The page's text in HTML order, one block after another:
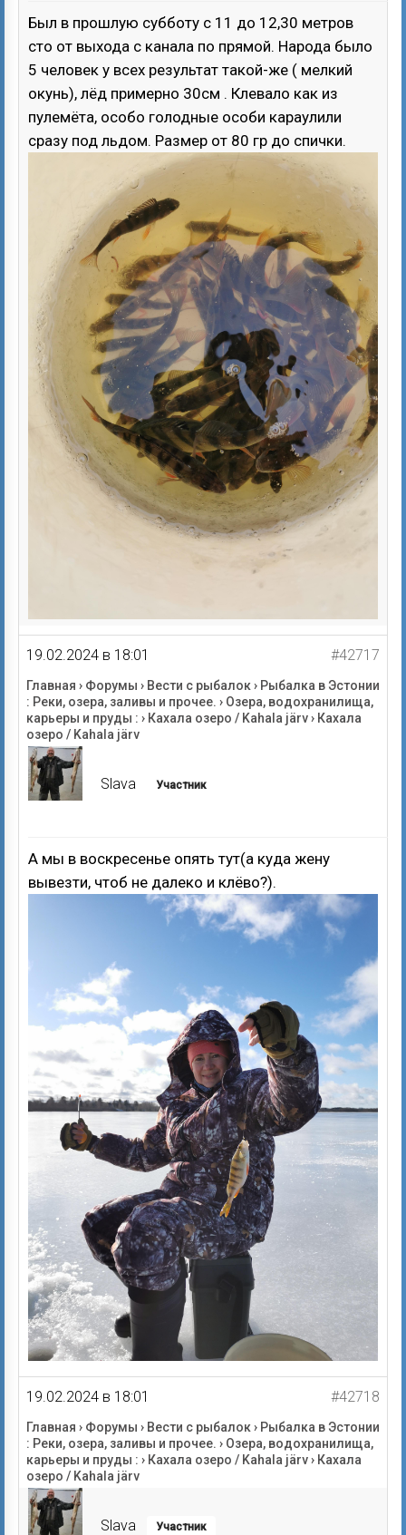
Был в прошлую субботу с 11 до 12,30 метров
сто от выхода с канала по прямой. Народа было
5 человек у всех результат такой-же ( мелкий
окунь), лёд примерно 30см . Клевало как из
пулемёта, особо голодные особи караулили
сразу под льдом. Размер от 80 гр до спички.
19.02.2024 в 18:01 #42717
Главная › Форумы › Вести с рыбалок› Рыбалка в Эстонии
: Реки, озера, заливы и прочее. › Озера, водохранилища,
карьеры и пруды : › Кахала озеро / Kahala järv› Кахала
озеро / Kahala järv
Slava Участник
А мы в воскресенье опять тут(а куда жену
вывезти, чтоб не далеко и клёво?).
19.02.2024 в 18:01 #42718
Главная › Форумы › Вести с рыбалок› Рыбалка в Эстонии
: Реки, озера, заливы и прочее. › Озера, водохранилища,
карьеры и пруды : › Кахала озеро / Kahala järv› Кахала
озеро / Kahala järv
Slava Участник